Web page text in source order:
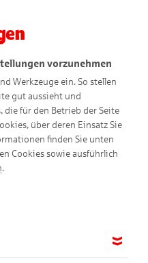
vorzunehmen
Werkzeuge ein. So stellen
gut aussieht und
die für den Betrieb der Seite
über deren Einsatz Sie
finden Sie unten
Cookies sowie ausführlich
.